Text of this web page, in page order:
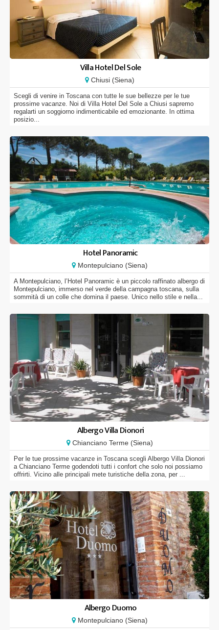
Villa Hotel Del Sole
Chiusi (Siena)
Scegli di venire in Toscana con tutte le sue bellezze per le tue
prossime vacanze. Noi di Villa Hotel Del Sole a Chiusi sapremo
regalarti un soggiorno indimenticabile ed emozionante. In ottima
posizio...
Hotel Panoramic
Montepulciano (Siena)
A Montepulciano, l’Hotel Panoramic è un piccolo raffinato albergo di
Montepulciano, immerso nel verde della campagna toscana, sulla
sommità di un colle che domina il paese. Unico nello stile e nella...
Albergo Villa Dionori
Chianciano Terme (Siena)
Per le tue prossime vacanze in Toscana scegli Albergo Villa Dionori
a Chianciano Terme godendoti tutti i confort che solo noi possiamo
offrirti. Vicino alle principali mete turistiche della zona, per ...
Albergo Duomo
Montepulciano (Siena)